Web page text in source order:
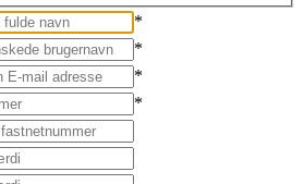
*
*
*
*